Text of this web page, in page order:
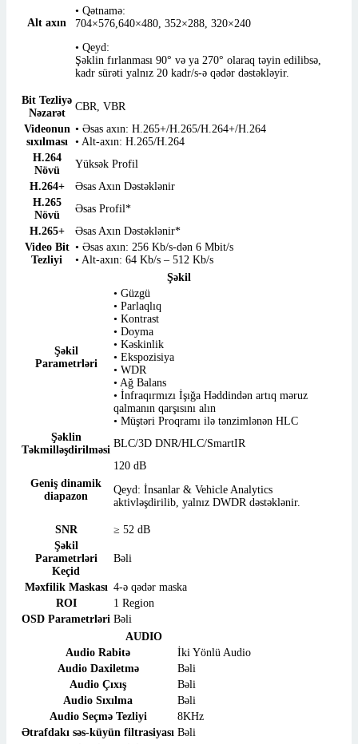
Alt axın
• Qətnamə:
704×576,640×480, 352×288, 320×240
• Qeyd:
Şəklin fırlanması 90° və ya 270° olaraq təyin edilibsə,
kadr sürəti yalnız 20 kadr/s-ə qədər dəstəkləyir.
Bit Tezliyə
Nəzarət
CBR, VBR
Videonun
sıxılması
• Əsas axın: H.265+/H.265/H.264+/H.264
• Alt-axın: H.265/H.264
H.264
Növü
Yüksək Profil
H.264+
Əsas Axın Dəstəklənir
H.265
Növü
Əsas Profil*
H.265+
Əsas Axın Dəstəklənir*
Video Bit
Tezliyi
• Əsas axın: 256 Kb/s-dən 6 Mbit/s
• Alt-axın: 64 Kb/s – 512 Kb/s
Şəkil
Şəkil
Parametrləri
• Güzgü
• Parlaqlıq
• Kontrast
• Doyma
• Kəskinlik
• Ekspozisiya
• WDR
• Ağ Balans
• İnfraqırmızı İşığa Həddindən artıq məruz
qalmanın qarşısını alın
• Müştəri Proqramı ilə tənzimlənən HLC
Şəklin
Təkmilləşdirilməsi
BLC/3D DNR/HLC/SmartIR
Geniş dinamik
diapazon
120 dB
Qeyd: İnsanlar & Vehicle Analytics
aktivləşdirilib, yalnız DWDR dəstəklənir.
SNR
≥ 52 dB
Şəkil
Parametrləri
Keçid
Bəli
Məxfilik Maskası 4-ə qədər maska
ROI
1 Region
OSD Parametrləri Bəli
AUDIO
Audio Rabitə
İki Yönlü Audio
Audio Daxiletmə
Bəli
Audio Çıxış
Bəli
Audio Sıxılma
Bəli
Audio Seçmə Tezliyi
8KHz
Ətrafdakı səs-küyün filtrasiyası Bəli